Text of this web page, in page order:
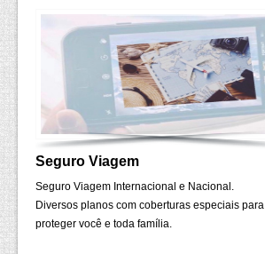
Seguro Viagem
Seguro Viagem Internacional e Nacional.
Diversos planos com coberturas especiais para
proteger você e toda família.